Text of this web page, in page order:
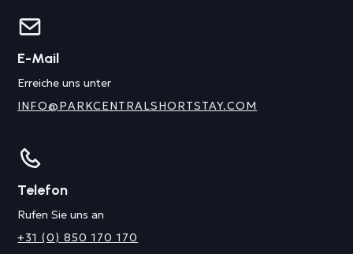
E-Mail
Erreiche uns unter
INFO@PARKCENTRALSHORTSTAY.COM
Telefon
Rufen Sie uns an
+31 (0) 850 170 170